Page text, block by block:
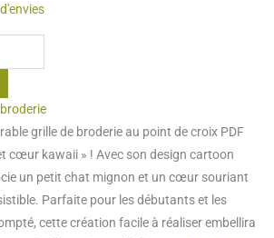
grille de broderie au point de croix PDF
cœur kawaii » ! Avec son design cartoon
un petit chat mignon et un cœur souriant
Parfaite pour les débutants et les
cette création facile à réaliser embellira